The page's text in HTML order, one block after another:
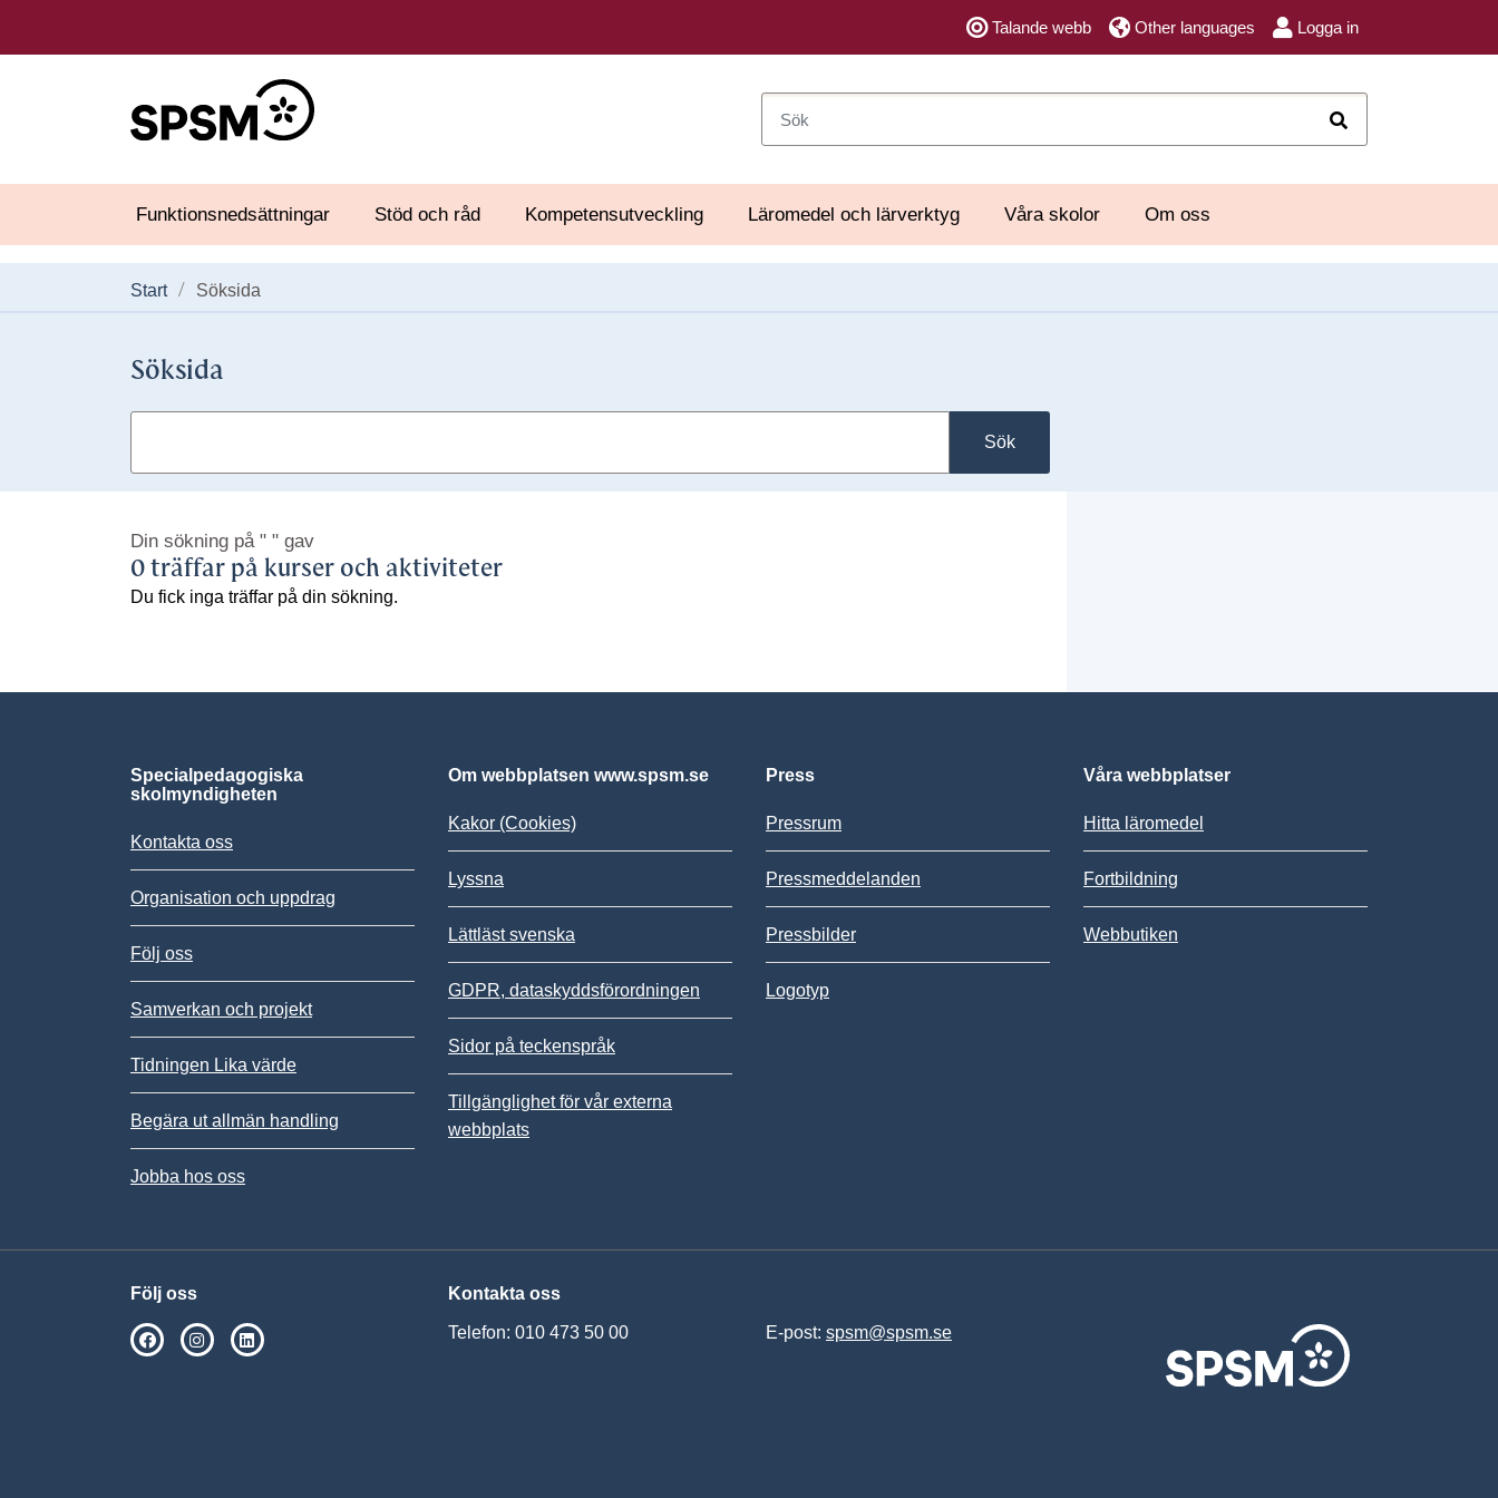
Talande webb Other languages Logga in
Funktionsnedsättningar Stöd och råd Kompetensutveckling Läromedel och lärverktyg Våra skolor Om oss
Start Söksida
Söksida
Sök
Din sökning på " " gav
0 träffar på kurser och aktiviteter
Du fick inga träffar på din sökning.
Specialpedagogiska
skolmyndigheten
Kontakta oss
Organisation och uppdrag
Följ oss
Samverkan och projekt
Tidningen Lika värde
Begära ut allmän handling
Jobba hos oss
Om webbplatsen www.spsm.se
Kakor (Cookies)
Lyssna
Lättläst svenska
GDPR, dataskyddsförordningen
Sidor på teckenspråk
Tillgänglighet för vår externa
webbplats
Press
Pressrum
Pressmeddelanden
Pressbilder
Logotyp
Våra webbplatser
Hitta läromedel
Fortbildning
Webbutiken
Följ oss
SPSM på Facebook
SPSM på Instagram
Kontakta oss
Telefon: 010 473 50 00 E-post: spsm@spsm.se